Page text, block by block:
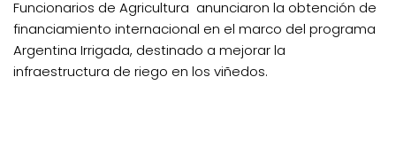
Funcionarios de Agricultura anunciaron la obtención de
financiamiento internacional en el marco del programa
Argentina Irrigada, destinado a mejorar la
infraestructura de riego en los viñedos.